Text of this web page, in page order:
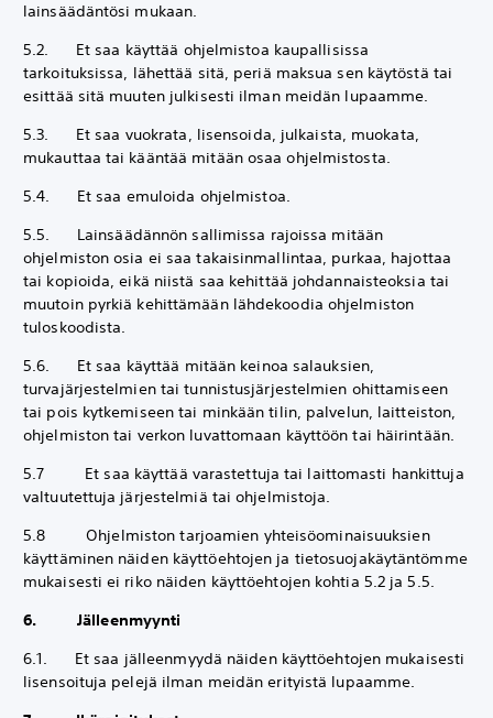
lainsäädäntösi mukaan.
5.2. Et saa käyttää ohjelmistoa kaupallisissa
tarkoituksissa, lähettää sitä, periä maksua sen käytöstä tai
esittää sitä muuten julkisesti ilman meidän lupaamme.
5.3. Et saa vuokrata, lisensoida, julkaista, muokata,
mukauttaa tai kääntää mitään osaa ohjelmistosta.
5.4. Et saa emuloida ohjelmistoa.
5.5. Lainsäädännön sallimissa rajoissa mitään
ohjelmiston osia ei saa takaisinmallintaa, purkaa, hajottaa
tai kopioida, eikä niistä saa kehittää johdannaisteoksia tai
muutoin pyrkiä kehittämään lähdekoodia ohjelmiston
tuloskoodista.
5.6. Et saa käyttää mitään keinoa salauksien,
turvajärjestelmien tai tunnistusjärjestelmien ohittamiseen
tai pois kytkemiseen tai minkään tilin, palvelun, laitteiston,
ohjelmiston tai verkon luvattomaan käyttöön tai häirintään.
5.7 Et saa käyttää varastettuja tai laittomasti hankittuja
valtuutettuja järjestelmiä tai ohjelmistoja.
5.8 Ohjelmiston tarjoamien yhteisöominaisuuksien
käyttäminen näiden käyttöehtojen ja tietosuojakäytäntömme
mukaisesti ei riko näiden käyttöehtojen kohtia 5.2 ja 5.5.
6. Jälleenmyynti
6.1. Et saa jälleenmyydä näiden käyttöehtojen mukaisesti
lisensoituja pelejä ilman meidän erityistä lupaamme.